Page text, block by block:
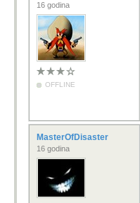
16 godina
OFFLINE
MasterOfDisaster
16 godina